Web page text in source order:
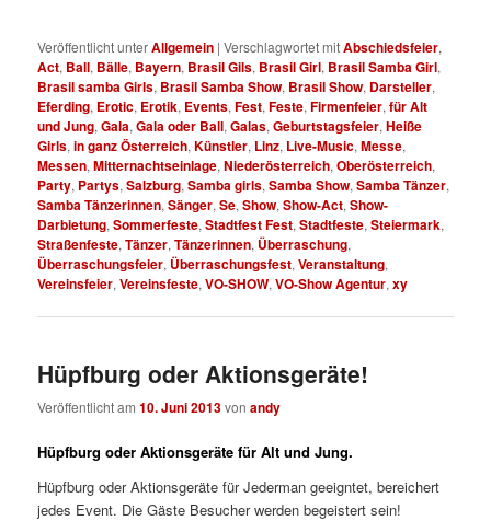
Veröffentlicht unterAllgemein |Verschlagwortet mitAbschiedsfeier,
Act, Ball, Bälle, Bayern, Brasil Gils, Brasil Girl, Brasil Samba Girl,
Brasil samba Girls, Brasil Samba Show, Brasil Show, Darsteller,
Eferding, Erotic, Erotik, Events,Fest,Feste,Firmenfeier,für Alt
und Jung,Gala,Gala oder Ball,Galas,Geburtstagsfeier,Heiße
Girls,in ganz Österreich,Künstler, Linz, Live-Music,Messe,
Messen,Mitternachtseinlage,Niederösterreich,Oberösterreich,
Party, Partys,Salzburg,Samba girls,Samba Show,Samba Tänzer,
Samba Tänzerinnen,Sänger,Se,Show,Show-Act,Show-
Darbietung,Sommerfeste,Stadtfest Fest,Stadtfeste,Steiermark,
Straßenfeste,Tänzer,Tänzerinnen, Überraschung,
Überraschungsfeier, Überraschungsfest,Veranstaltung,
Vereinsfeier,Vereinsfeste,VO-SHOW,VO-Show Agentur,xy
Hüpfburg oder Aktionsgeräte!
Veröffentlicht am10. Juni 2013vonandy
Hüpfburg oder Aktionsgeräte für Alt und Jung.
Hüpfburg oder Aktionsgeräte für Jederman geeigntet, bereichert
jedes Event. Die Gäste Besucher werden begeistert sein!